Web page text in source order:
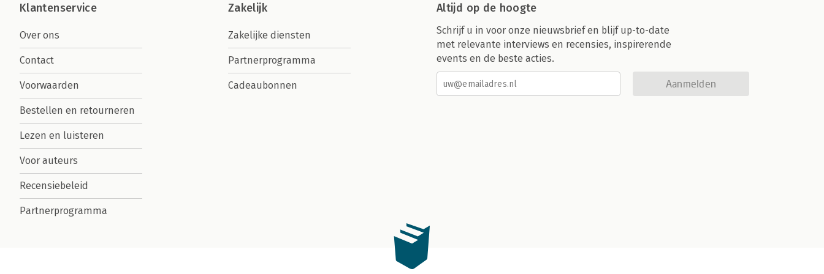
Klantenservice
Over ons
Contact
Voorwaarden
Bestellen en retourneren
Lezen en luisteren
Voor auteurs
Recensiebeleid
Partnerprogramma
Zakelijk
Zakelijke diensten
Partnerprogramma
Cadeaubonnen
Altijd op de hoogte
Schrijf u in voor onze nieuwsbrief en blijf up-to-date
met relevante interviews en recensies, inspirerende
events en de beste acties.
Aanmelden